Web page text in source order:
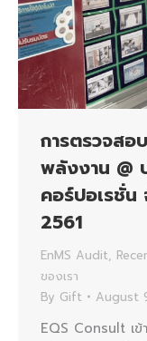
การตรวจสอ
พลังงาน @
คอร์ปอเรชั่น
2561
EnMS Audit,
ของเรา
By Gift August
EQS Consult เ